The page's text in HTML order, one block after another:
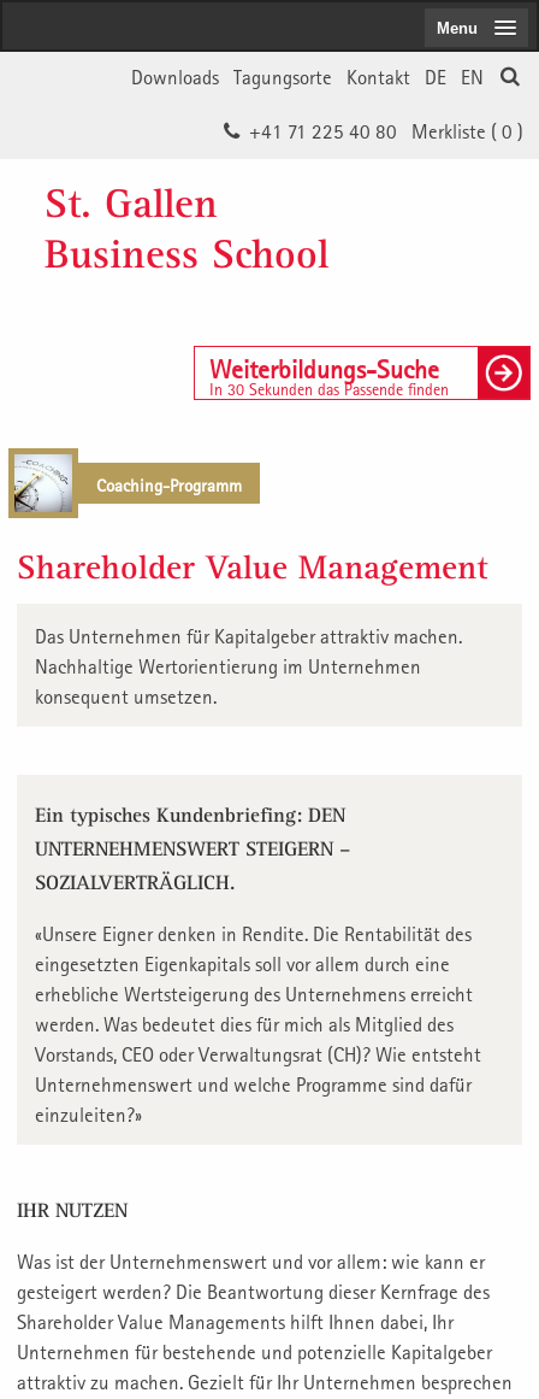
EN
DE
Kontakt
Tagungsorte
Downloads
Merkliste ( 0 )
+41 71 225 40 80
St. Gallen
Business School
Weiterbildungs-Suche
In 30 Sekunden das Passende finden
Menu
Coaching-Programm
Shareholder Value Management
Das Unternehmen für Kapitalgeber attraktiv machen.
Nachhaltige Wertorientierung im Unternehmen
konsequent umsetzen.
Ein typisches Kundenbriefing: DEN
UNTERNEHMENSWERT STEIGERN –
SOZIALVERTRÄGLICH.
«Unsere Eigner denken in Rendite. Die Rentabilität des
eingesetzten Eigenkapitals soll vor allem durch eine
erhebliche Wertsteigerung des Unternehmens erreicht
werden. Was bedeutet dies für mich als Mitglied des
Vorstands, CEO oder Verwaltungsrat (CH)? Wie entsteht
Unternehmenswert und welche Programme sind dafür
einzuleiten?»
IHR NUTZEN
Was ist der Unternehmenswert und vor allem: wie kann er
gesteigert werden? Die Beantwortung dieser Kernfrage des
Shareholder Value Managements hilft Ihnen dabei, Ihr
Unternehmen für bestehende und potenzielle Kapitalgeber
attraktiv zu machen. Gezielt für Ihr Unternehmen besprechen